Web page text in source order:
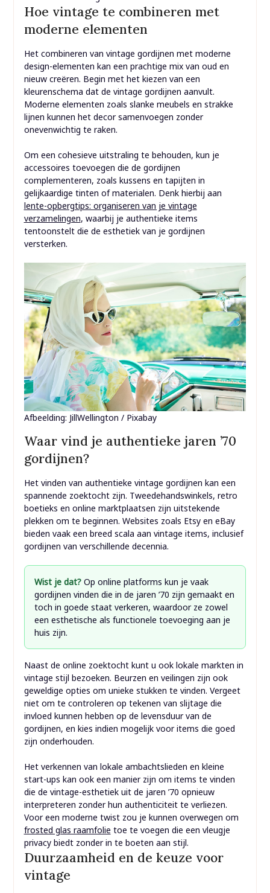
Hoe vintage te combineren met
moderne elementen
Het combineren van vintage gordijnen met moderne
design-elementen kan een prachtige mix van oud en
nieuw creëren. Begin met het kiezen van een
kleurenschema dat de vintage gordijnen aanvult.
Moderne elementen zoals slanke meubels en strakke
lijnen kunnen het decor samenvoegen zonder
onevenwichtig te raken.
Om een cohesieve uitstraling te behouden, kun je
accessoires toevoegen die de gordijnen
complementeren, zoals kussens en tapijten in
gelijkaardige tinten of materialen. Denk hierbij aan
lente-opbergtips: organiseren van je vintage
verzamelingen, waarbij je authentieke items
tentoonstelt die de esthetiek van je gordijnen
versterken.
Afbeelding: JillWellington / Pixabay
Waar vind je authentieke jaren ’70
gordijnen?
Het vinden van authentieke vintage gordijnen kan een
spannende zoektocht zijn. Tweedehandswinkels, retro
boetieks en online marktplaatsen zijn uitstekende
plekken om te beginnen. Websites zoals Etsy en eBay
bieden vaak een breed scala aan vintage items, inclusief
gordijnen van verschillende decennia.
Wist je dat?Op online platforms kun je vaak
gordijnen vinden die in de jaren ’70 zijn gemaakt en
toch in goede staat verkeren, waardoor ze zowel
een esthetische als functionele toevoeging aan je
huis zijn.
Naast de online zoektocht kunt u ook lokale markten in
vintage stijl bezoeken. Beurzen en veilingen zijn ook
geweldige opties om unieke stukken te vinden. Vergeet
niet om te controleren op tekenen van slijtage die
invloed kunnen hebben op de levensduur van de
gordijnen, en kies indien mogelijk voor items die goed
zijn onderhouden.
Het verkennen van lokale ambachtslieden en kleine
start-ups kan ook een manier zijn om items te vinden
die de vintage-esthetiek uit de jaren ’70 opnieuw
interpreteren zonder hun authenticiteit te verliezen.
Voor een moderne twist zou je kunnen overwegen om
frosted glas raamfolie toe te voegen die een vleugje
privacy biedt zonder in te boeten aan stijl.
Duurzaamheid en de keuze voor
vintage